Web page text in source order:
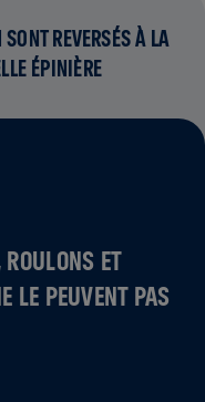
REVERSÉS À LA
ÉPINIÈRE
ET
LE PEUVENT PAS